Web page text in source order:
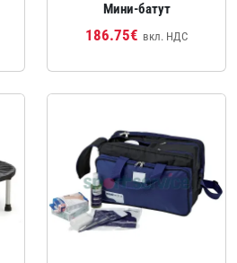
Мини‑батут
186.75€ вкл. НДС